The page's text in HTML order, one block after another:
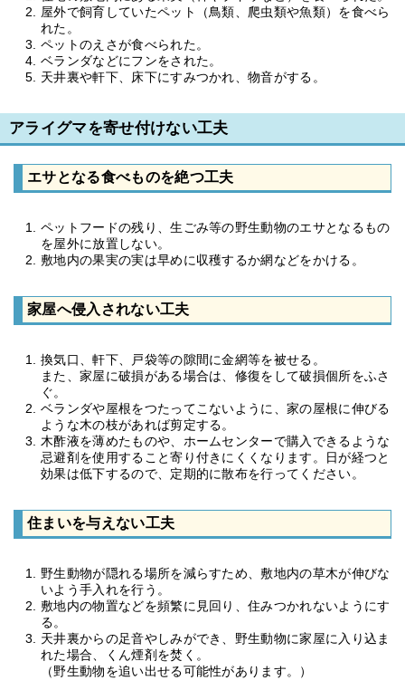
屋外で飼育していたペット（鳥類、爬虫類や魚類）を食べら
れた。
ペットのえさが食べられた。
ベランダなどにフンをされた。
天井裏や軒下、床下にすみつかれ、物音がする。
アライグマを寄せ付けない工夫
エサとなる食べものを絶つ工夫
ペットフードの残り、生ごみ等の野生動物のエサとなるもの
を屋外に放置しない。
敷地内の果実の実は早めに収穫するか網などをかける。
家屋へ侵入されない工夫
換気口、軒下、戸袋等の隙間に金網等を被せる。
また、家屋に破損がある場合は、修復をして破損個所をふさ
ぐ。
ベランダや屋根をつたってこないように、家の屋根に伸びる
ような木の枝があれば剪定する。
木酢液を薄めたものや、ホームセンターで購入できるような
忌避剤を使用すること寄り付きにくくなります。日が経つと
効果は低下するので、定期的に散布を行ってください。
住まいを与えない工夫
野生動物が隠れる場所を減らすため、敷地内の草木が伸びな
いよう手入れを行う。
敷地内の物置などを頻繁に見回り、住みつかれないようにす
る。
天井裏からの足音やしみができ、野生動物に家屋に入り込ま
れた場合、くん煙剤を焚く。
（野生動物を追い出せる可能性があります。）